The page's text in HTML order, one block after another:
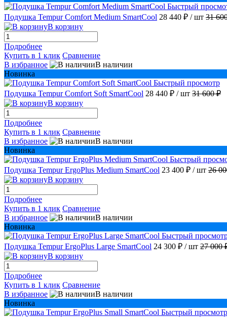
Быстрый
Подушка Tempur Comfort Medium SmartCool 28 440 ₽ / шт 31
В корзину
Подробнее
Купить в 1 клик Сравнение
В избранное
В наличии
Новинка
Быстрый просмотр
Подушка Tempur Comfort Soft SmartCool 28 440 ₽ / шт 31 600 ₽
В корзину
Подробнее
Купить в 1 клик Сравнение
В избранное
В наличии
Новинка
Быстрый
Подушка Tempur ErgoPlus Medium SmartCool 23 400 ₽ / шт 26
В корзину
Подробнее
Купить в 1 клик Сравнение
В избранное
В наличии
Новинка
Быстрый
Подушка Tempur ErgoPlus Large SmartCool 24 300 ₽ / шт 27 000
В корзину
Подробнее
Купить в 1 клик Сравнение
В избранное
В наличии
Новинка
Быстрый просмотр